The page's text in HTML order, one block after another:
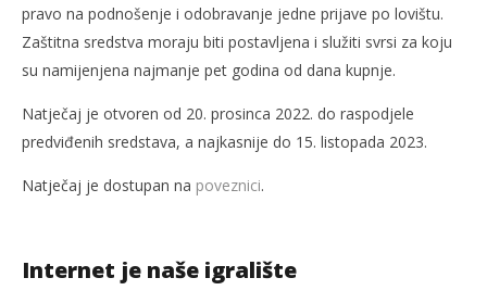
pravo na podnošenje i odobravanje jedne prijave po lovištu.
Zaštitna sredstva moraju biti postavljena i služiti svrsi za koju
su namijenjena najmanje pet godina od dana kupnje.
Natječaj je otvoren od 20. prosinca 2022. do raspodjele
predviđenih sredstava, a najkasnije do 15. listopada 2023.
Natječaj je dostupan na poveznici.
Internet je naše igralište